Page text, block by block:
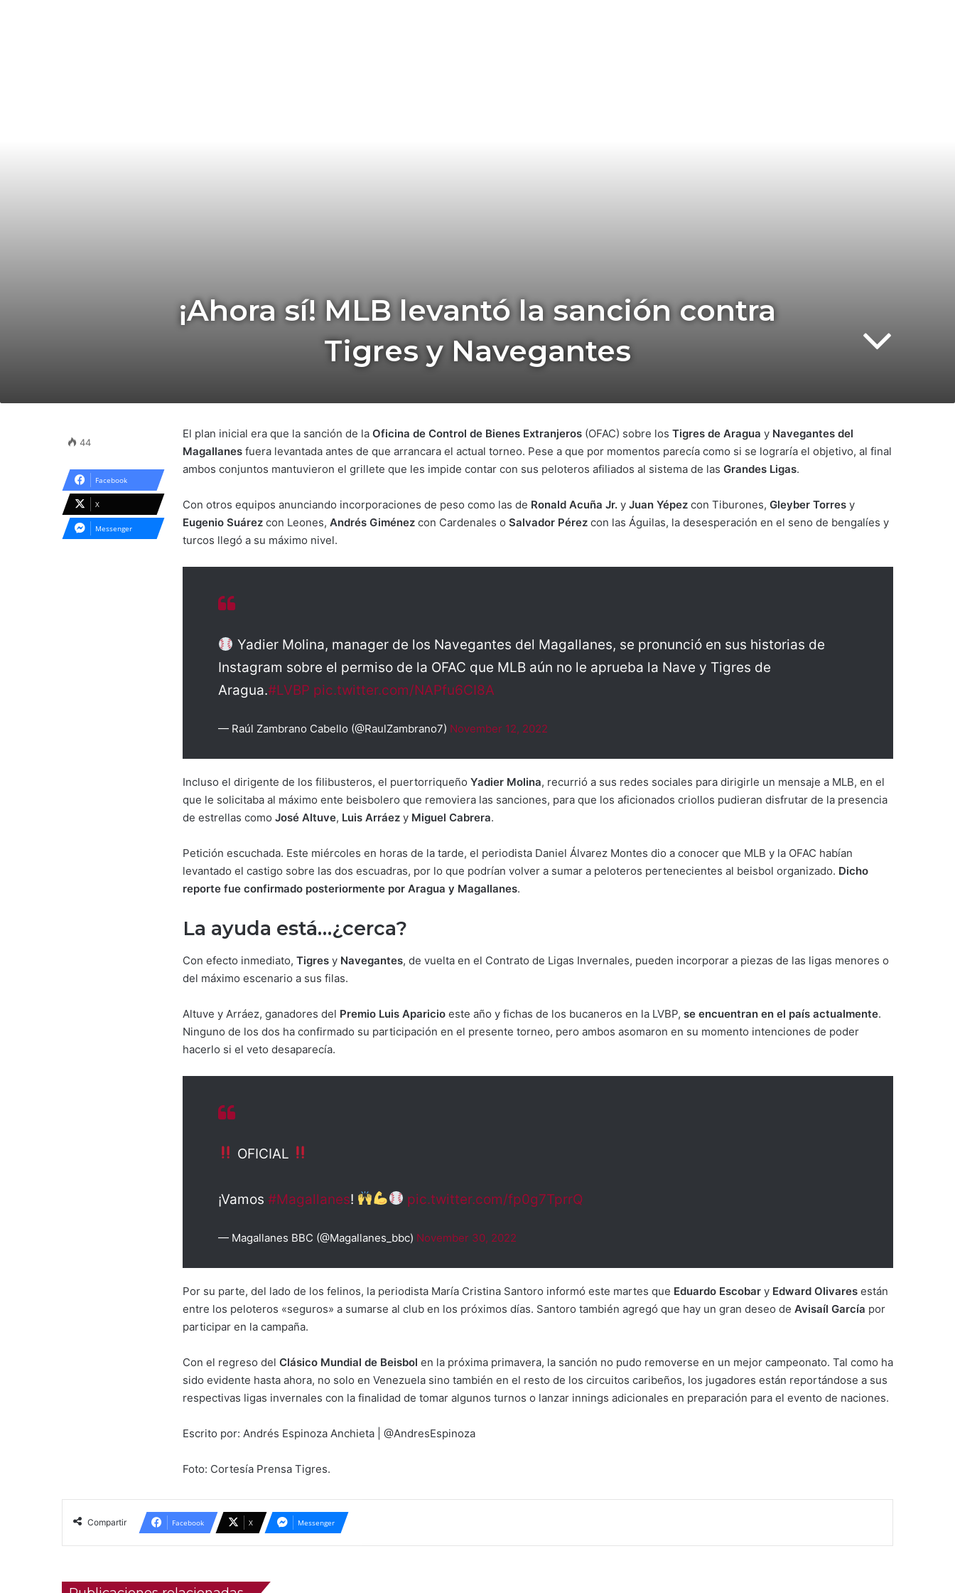
¡Ahora sí! MLB levantó la sanción contra
Tigres y Navegantes
El plan inicial era que la sanción de la Oficina de Control de Bienes Extranjeros (OFAC) sobre los Tigres de Aragua y Navegantes del
Magallanes fuera levantada antes de que arrancara el actual torneo. Pese a que por momentos parecía como si se lograría el objetivo, al final
ambos conjuntos mantuvieron el grillete que les impide contar con sus peloteros afiliados al sistema de las Grandes Ligas.
Con otros equipos anunciando incorporaciones de peso como las de Ronald Acuña Jr. y Juan Yépez con Tiburones, Gleyber Torres y
Eugenio Suárez con Leones, Andrés Giménez con Cardenales o Salvador Pérez con las Águilas, la desesperación en el seno de bengalíes y
turcos llegó a su máximo nivel.
Yadier Molina, manager de los Navegantes del Magallanes, se pronunció en sus historias de
Instagram sobre el permiso de la OFAC que MLB aún no le aprueba la Nave y Tigres de
Aragua.#LVBP pic.twitter.com/NAPfu6CI8A
— Raúl Zambrano Cabello (@RaulZambrano7) November 12, 2022
Incluso el dirigente de los filibusteros, el puertorriqueño Yadier Molina, recurrió a sus redes sociales para dirigirle un mensaje a MLB, en el
que le solicitaba al máximo ente beisbolero que removiera las sanciones, para que los aficionados criollos pudieran disfrutar de la presencia
de estrellas como José Altuve, Luis Arráez y Miguel Cabrera.
Petición escuchada. Este miércoles en horas de la tarde, el periodista Daniel Álvarez Montes dio a conocer que MLB y la OFAC habían
levantado el castigo sobre las dos escuadras, por lo que podrían volver a sumar a peloteros pertenecientes al beisbol organizado. Dicho
reporte fue confirmado posteriormente por Aragua y Magallanes.
La ayuda está…¿cerca?
Con efecto inmediato, Tigres y Navegantes, de vuelta en el Contrato de Ligas Invernales, pueden incorporar a piezas de las ligas menores o
del máximo escenario a sus filas.
Altuve y Arráez, ganadores del Premio Luis Aparicio este año y fichas de los bucaneros en la LVBP, se encuentran en el país actualmente.
Ninguno de los dos ha confirmado su participación en el presente torneo, pero ambos asomaron en su momento intenciones de poder
hacerlo si el veto desaparecía.
OFICIAL
¡Vamos #Magallanes! pic.twitter.com/fp0g7TprrQ
— Magallanes BBC (@Magallanes_bbc) November 30, 2022
Por su parte, del lado de los felinos, la periodista María Cristina Santoro informó este martes que Eduardo Escobar y Edward Olivares están
entre los peloteros «seguros» a sumarse al club en los próximos días. Santoro también agregó que hay un gran deseo de Avisaíl García por
participar en la campaña.
Con el regreso del Clásico Mundial de Beisbol en la próxima primavera, la sanción no pudo removerse en un mejor campeonato. Tal como ha
sido evidente hasta ahora, no solo en Venezuela sino también en el resto de los circuitos caribeños, los jugadores están reportándose a sus
respectivas ligas invernales con la finalidad de tomar algunos turnos o lanzar innings adicionales en preparación para el evento de naciones.
Escrito por: Andrés Espinoza Anchieta | @AndresEspinoza
Foto: Cortesía Prensa Tigres.
44
Facebook
X
Messenger
Compartir Facebook X Messenger